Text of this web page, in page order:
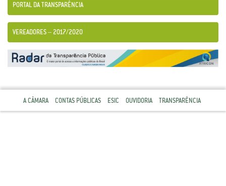
PORTAL DA TRANSPARÊNCIA
VEREADORES – 2017/2020
A CÂMARA CONTAS PÚBLICAS ESIC OUVIDORIA TRANSPARÊNCIA